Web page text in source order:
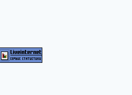
желание
и